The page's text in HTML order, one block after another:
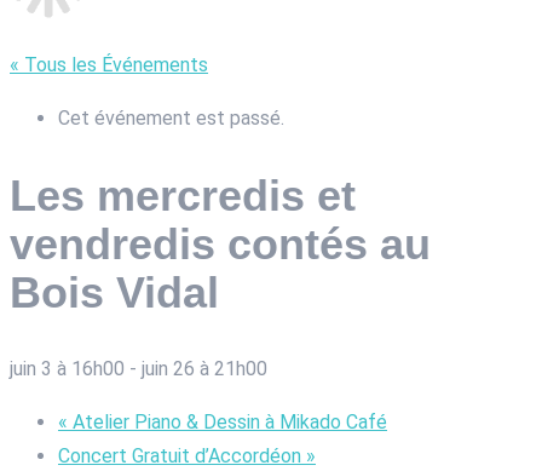
« Tous les Événements
Cet événement est passé.
Les mercredis et
vendredis contés au
Bois Vidal
juin 3 à 16h00 - juin 26 à 21h00
« Atelier Piano & Dessin à Mikado Café
Concert Gratuit d’Accordéon »